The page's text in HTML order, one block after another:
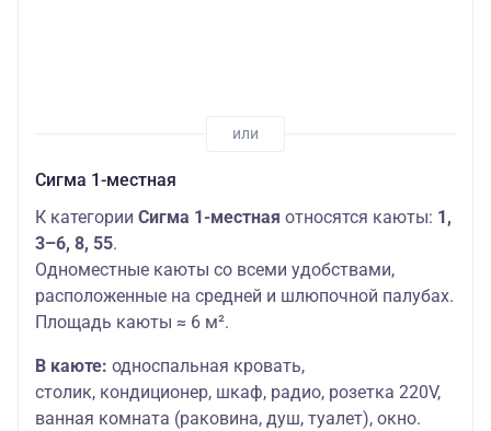
Сигма 1-местная
К категории Сигма 1-местная относятся каюты: 1,
3–6, 8, 55.
Одноместные каюты со всеми удобствами,
расположенные на средней и шлюпочной палубах.
Площадь каюты ≈ 6 м².
В каюте: односпальная кровать,
столик, кондиционер, шкаф, радио, розетка 220V,
ванная комната (раковина, душ, туалет), окно.